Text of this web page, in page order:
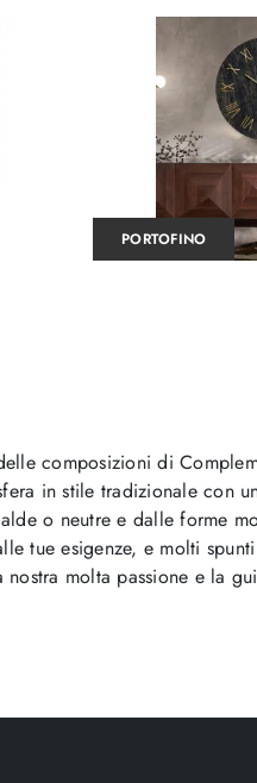
PORTOFINO
composizioni di
in stile tradizionale con
o neutre e dalle forme
tue esigenze, e molti
molta passione e la